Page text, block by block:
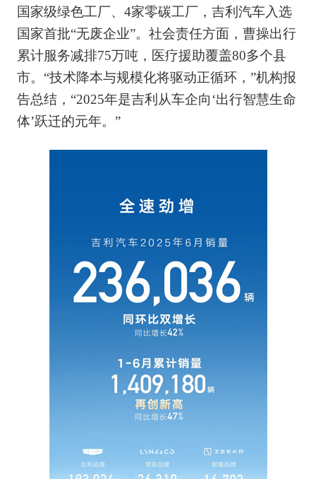
国家级绿色工厂、4家零碳工厂，吉利汽车入选
国家首批“无废企业”。社会责任方面，曹操出行
累计服务减排75万吨，医疗援助覆盖80多个县
市。“技术降本与规模化将驱动正循环，”机构报
告总结，“2025年是吉利从车企向‘出行智慧生命
体’跃迁的元年。”